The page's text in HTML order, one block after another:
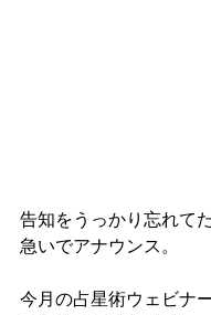
告知をうっかり忘れて
急いでアナウンス。
今月の占星術ウェビナー